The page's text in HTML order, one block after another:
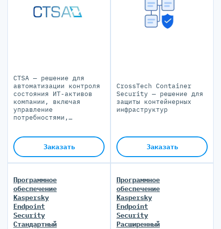
CTSA — решение для
автоматизации контроля
состояния ИТ-активов
компании, включая
управление
потребностями,
инвентаризацией
Заказать
CrossTech Container
Security — решение для
защиты контейнерных
инфраструктур
Заказать
Программное
обеспечение
Kaspersky
Endpoint
Security
Стандартный
Программное
обеспечение
Kaspersky
Endpoint
Security
Расширенный